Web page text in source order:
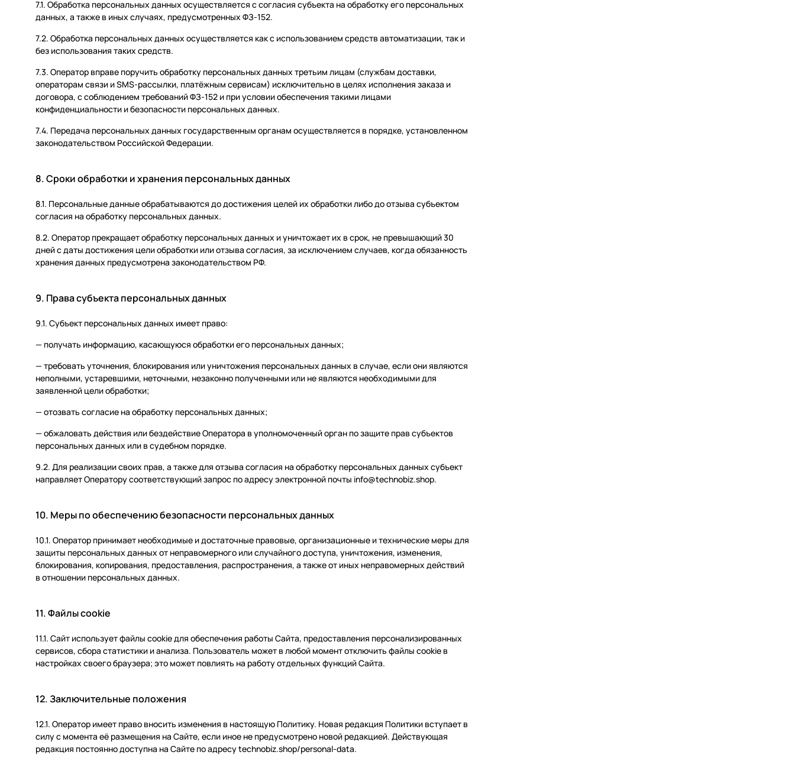
7.1. Обработка персональных данных осуществляется с согласия субъекта на обработку его персональных
данных, а также в иных случаях, предусмотренных ФЗ-152.
7.2. Обработка персональных данных осуществляется как с использованием средств автоматизации, так и
без использования таких средств.
7.3. Оператор вправе поручить обработку персональных данных третьим лицам (службам доставки,
операторам связи и SMS-рассылки, платёжным сервисам) исключительно в целях исполнения заказа и
договора, с соблюдением требований ФЗ-152 и при условии обеспечения такими лицами
конфиденциальности и безопасности персональных данных.
7.4. Передача персональных данных государственным органам осуществляется в порядке, установленном
законодательством Российской Федерации.
8. Сроки обработки и хранения персональных данных
8.1. Персональные данные обрабатываются до достижения целей их обработки либо до отзыва субъектом
согласия на обработку персональных данных.
8.2. Оператор прекращает обработку персональных данных и уничтожает их в срок, не превышающий 30
дней с даты достижения цели обработки или отзыва согласия, за исключением случаев, когда обязанность
хранения данных предусмотрена законодательством РФ.
9. Права субъекта персональных данных
9.1. Субъект персональных данных имеет право:
— получать информацию, касающуюся обработки его персональных данных;
— требовать уточнения, блокирования или уничтожения персональных данных в случае, если они являются
неполными, устаревшими, неточными, незаконно полученными или не являются необходимыми для
заявленной цели обработки;
— отозвать согласие на обработку персональных данных;
— обжаловать действия или бездействие Оператора в уполномоченный орган по защите прав субъектов
персональных данных или в судебном порядке.
9.2. Для реализации своих прав, а также для отзыва согласия на обработку персональных данных субъект
направляет Оператору соответствующий запрос по адресу электронной почты info@technobiz.shop.
10. Меры по обеспечению безопасности персональных данных
10.1. Оператор принимает необходимые и достаточные правовые, организационные и технические меры для
защиты персональных данных от неправомерного или случайного доступа, уничтожения, изменения,
блокирования, копирования, предоставления, распространения, а также от иных неправомерных действий
в отношении персональных данных.
11. Файлы cookie
11.1. Сайт использует файлы cookie для обеспечения работы Сайта, предоставления персонализированных
сервисов, сбора статистики и анализа. Пользователь может в любой момент отключить файлы cookie в
настройках своего браузера; это может повлиять на работу отдельных функций Сайта.
12. Заключительные положения
12.1. Оператор имеет право вносить изменения в настоящую Политику. Новая редакция Политики вступает в
силу с момента её размещения на Сайте, если иное не предусмотрено новой редакцией. Действующая
редакция постоянно доступна на Сайте по адресу technobiz.shop/personal-data.